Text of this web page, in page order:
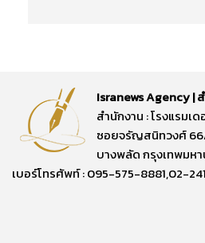
Isranews Agency |
สำนักงาน : โรงแรมเด
ซอยจรัญสนิทวงศ์
บางพลัด กรุงเทพมห
เบอร์โทรศัพท์ : 095-575-8881,02-